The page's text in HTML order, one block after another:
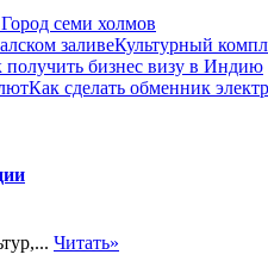
семи холмов
Культурный
получить бизнес визу в Индию
Как сделать обменник
Читать»